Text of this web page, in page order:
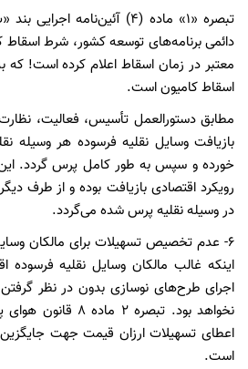
دائمی برنامه‌های توسعه کشور، شرط اسقاط
معتبر در زمان اسقاط اعلام کرده است! که
اسقاط کامیون است.
مطابق دستورالعمل تأسیس، فعالیت، نظارت
بازیافت وسایل نقلیه فرسوده هر وسیله
خورده و سپس به طور کامل پرس گردد. این
رویکرد اقتصادی بازیافت بوده و از طرف
در وسیله نقلیه پرس شده می‌گردد.
۶- عدم تخصیص تسهیلات برای مالکان
اینکه غالب مالکان وسایل نقلیه
اجرای طرح‌های نوسازی بدون در نظر
نخواهد بود. تبصره ۲
اعطای تسهیلات ارزان قیمت جهت
است.